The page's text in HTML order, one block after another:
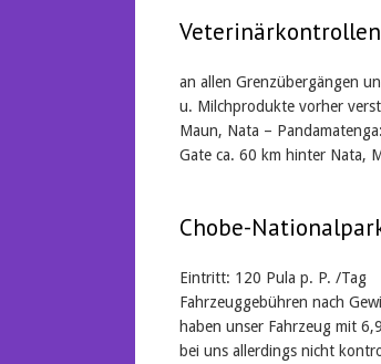
Veterinärkontrollen
an allen Grenzübergängen
u. Milchprodukte vorher
Maun, Nata –
Gate ca. 60 km hinter Nata,
Chobe-
Eintritt: 120 Pula p. P. /Tag
Fahrzeuggebühren nach
haben unser Fahrzeug mit
bei uns allerdings nicht